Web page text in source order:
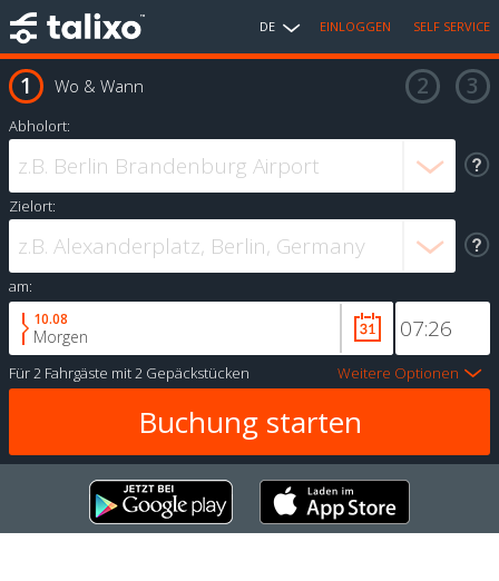
DE EINLOGGEN SELF SERVICE
Wo & Wann
Abholort:
Zielort:
am:
10.08
Morgen
Für2 Fahrgäste mit2 Gepäckstücken Weitere Optionen